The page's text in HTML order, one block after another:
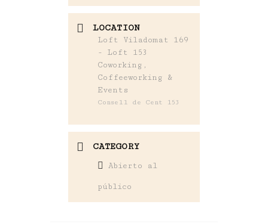
LOCATION
Loft Viladomat 169
- Loft 153
Coworking,
Coffeeworking &
Events
Consell de Cent 153
CATEGORY
Abierto al
público